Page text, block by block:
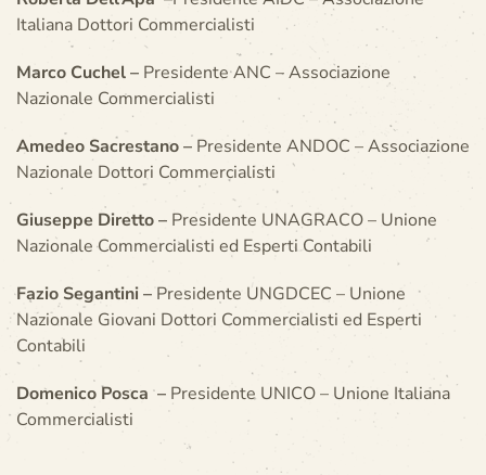
Italiana Dottori Commercialisti
Marco Cuchel – Presidente ANC – Associazione
Nazionale Commercialisti
Amedeo Sacrestano – Presidente ANDOC – Associazione
Nazionale Dottori Commercialisti
Giuseppe Diretto – Presidente UNAGRACO – Unione
Nazionale Commercialisti ed Esperti Contabili
Fazio Segantini – Presidente UNGDCEC – Unione
Nazionale Giovani Dottori Commercialisti ed Esperti
Contabili
Domenico Posca – Presidente UNICO – Unione Italiana
Commercialisti